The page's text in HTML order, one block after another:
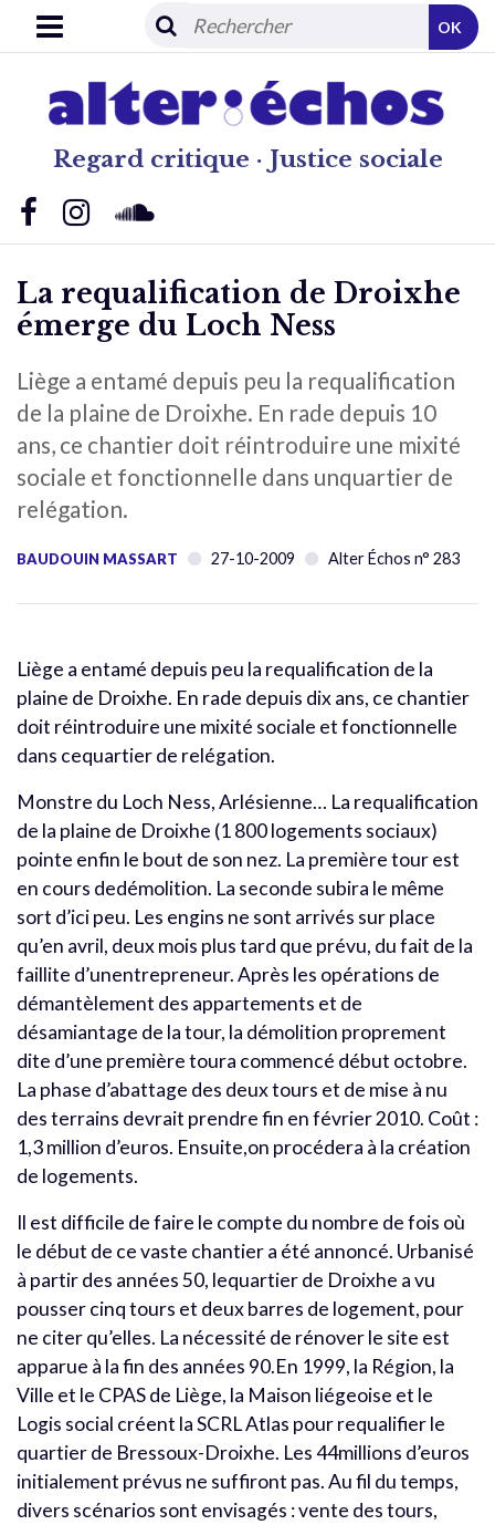
Regard critique · Justice sociale
OK
La requalification de Droixhe
émerge du Loch Ness
Liège a entamé depuis peu la requalification
de la plaine de Droixhe. En rade depuis 10
ans, ce chantier doit réintroduire une mixité
sociale et fonctionnelle dans unquartier de
relégation.
BAUDOUIN MASSART 27-10-2009 Alter Échos n° 283
Liège a entamé depuis peu la requalification de la
plaine de Droixhe. En rade depuis dix ans, ce chantier
doit réintroduire une mixité sociale et fonctionnelle
dans cequartier de relégation.
Monstre du Loch Ness, Arlésienne… La requalification
de la plaine de Droixhe (1 800 logements sociaux)
pointe enfin le bout de son nez. La première tour est
en cours dedémolition. La seconde subira le même
sort d’ici peu. Les engins ne sont arrivés sur place
qu’en avril, deux mois plus tard que prévu, du fait de la
faillite d’unentrepreneur. Après les opérations de
démantèlement des appartements et de
désamiantage de la tour, la démolition proprement
dite d’une première toura commencé début octobre.
La phase d’abattage des deux tours et de mise à nu
des terrains devrait prendre fin en février 2010. Coût :
1,3 million d’euros. Ensuite,on procédera à la création
de logements.
Il est difficile de faire le compte du nombre de fois où
le début de ce vaste chantier a été annoncé. Urbanisé
à partir des années 50, lequartier de Droixhe a vu
pousser cinq tours et deux barres de logement, pour
ne citer qu’elles. La nécessité de rénover le site est
apparue à la fin des années 90.En 1999, la Région, la
Ville et le CPAS de Liège, la Maison liégeoise et le
Logis social créent la SCRL Atlas pour requalifier le
quartier de Bressoux-Droixhe. Les 44millions d’euros
initialement prévus ne suffiront pas. Au fil du temps,
divers scénarios sont envisagés : vente des tours,